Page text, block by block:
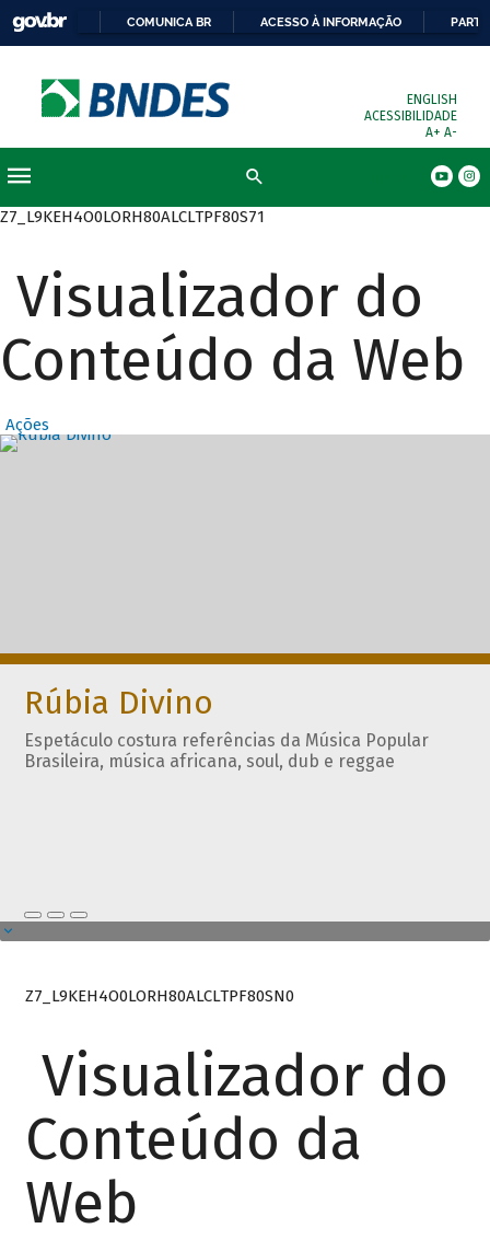
COMUNICA BR ACESSO À INFORMAÇÃO
ENGLISH
ACESSIBILIDADE
A+ A-
Z7_L9KEH4O0LORH80ALCLTPF80S71
Visualizador do
Conteúdo da Web
Ações
Destaques
Rúbia Divino
Espetáculo costura referências da Música Popular
Brasileira, música africana, soul, dub e reggae
Z7_L9KEH4O0LORH80ALCLTPF80SN0
Visualizador do
Conteúdo da
Web